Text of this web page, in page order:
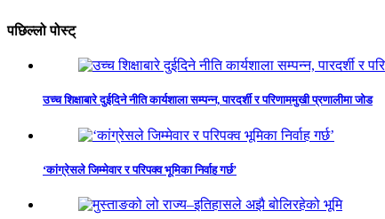
पछिल्लो पोस्ट्
उच्च शिक्षाबारे दुईदिने नीति कार्यशाला सम्पन्न, पारदर्शी र परिणाममुखी प्रणालीमा जोड
‘कांग्रेसले जिम्मेवार र परिपक्व भूमिका निर्वाह गर्छ’